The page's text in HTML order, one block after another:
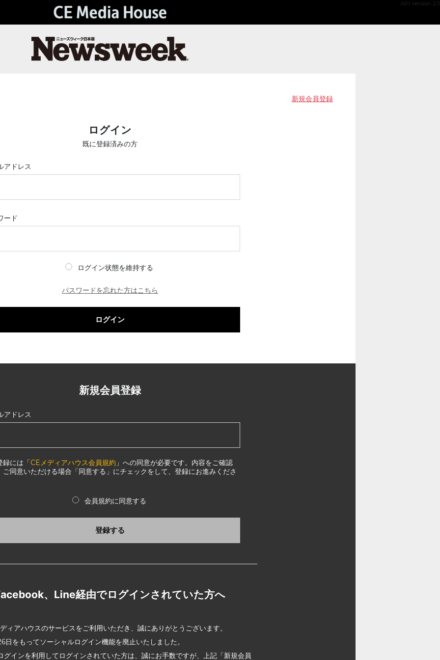
API Version 2.0
新規会員登録
ログイン
既に登録済みの方
アドレス
ード
ログイン状態を維持する
パスワードを忘れた方はこちら
ログイン
新規会員登録
アドレス
録には「CEメディアハウス会員規約 」への同意が必要です。内容をご確認
ご同意いただける場合「同意する」にチェックをして、登録にお進みくださ
会員規約に同意する
登録する
、Line経由でログインされていた方へ
ィアハウスのサービスをご利用いただき、誠にありがとうございます。
日をもってソーシャルログイン機能を廃止いたしました。
グインを利用してログインされていた方は、誠にお手数ですが、上記「新規会員